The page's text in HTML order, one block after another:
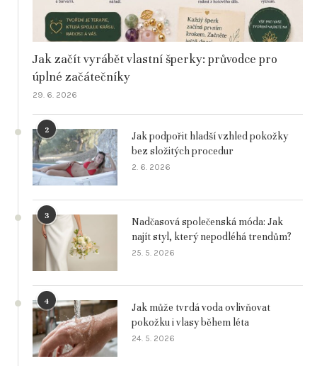
Jak začít vyrábět vlastní šperky: průvodce pro
úplné začátečníky
29. 6. 2026
2
Jak podpořit hladší vzhled pokožky
bez složitých procedur
2. 6. 2026
3
Nadčasová společenská móda: Jak
najít styl, který nepodléhá trendům?
25. 5. 2026
4
Jak může tvrdá voda ovlivňovat
pokožku i vlasy během léta
24. 5. 2026